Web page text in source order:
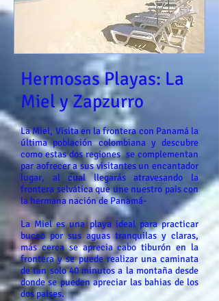
Hermosas Playas: La
Miel y Zapzurro
La Miel, Visita en la frontera con Panamá la
última población colombiana y descubre
como estas dos regiones se complementan
par aofrecer a sus visitantes un encantador
lugar, al cual llegarás atravesando la
frontera selvática que une nuestro pais con
la hermana nación de Panamá-
La Miel es una playa ideal para practicar
buceo por sus aguas tranquilas y claras,
más cerca se aprecia cabo tiburón en la
frontera y se puede realizar una caminata
de tan solo 40 minutos a la montaña desde
donde se pueden apreciar las bahias de los
dos paises.